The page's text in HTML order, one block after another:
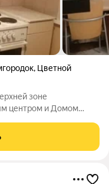
, Цветной
зоне
центром и Домом
автотранспорта